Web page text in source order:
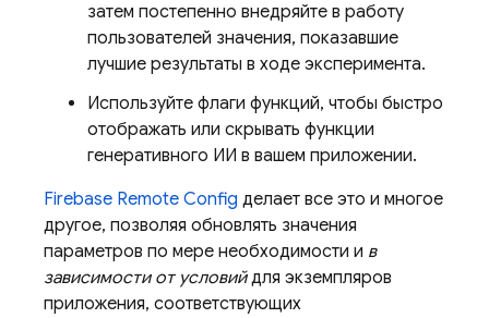
затем постепенно внедряйте в работу
пользователей значения, показавшие
лучшие результаты в ходе эксперимента.
Используйте флаги функций, чтобы быстро
отображать или скрывать функции
генеративного ИИ в вашем приложении.
Firebase Remote Config делает все это и многое
другое, позволяя обновлять значения
параметров по мере необходимости и в
зависимости от условийдля экземпляров
приложения, соответствующих